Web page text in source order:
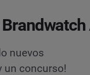
nuevos
un concurso!